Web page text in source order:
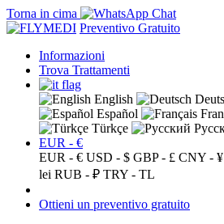
Torna in cima
Preventivo Gratuito
Informazioni
Trova Trattamenti
English
Español
Türkçe
EUR - €
EUR - € USD - $ GBP - £ CNY - ¥
lei RUB - ₽ TRY - TL
Ottieni un preventivo gratuito